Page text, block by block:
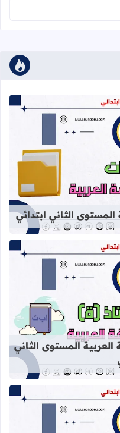
المزيد عن جذاذات في رحاب
الثاني ابتدائي
المزيد عن دليل الأستاذ (ة)
العربية المستوى الثاني